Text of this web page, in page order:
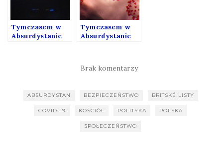
Tymczasem w
Absurdystanie
Tymczasem w
Absurdystanie
Brak komentarzy
ABSURDYSTAN BEZPIECZEŃSTWO BRITSKÉ LISTY
COVID-19 KOŚCIÓŁ POLITYKA POLSKA
SPOŁECZEŃSTWO